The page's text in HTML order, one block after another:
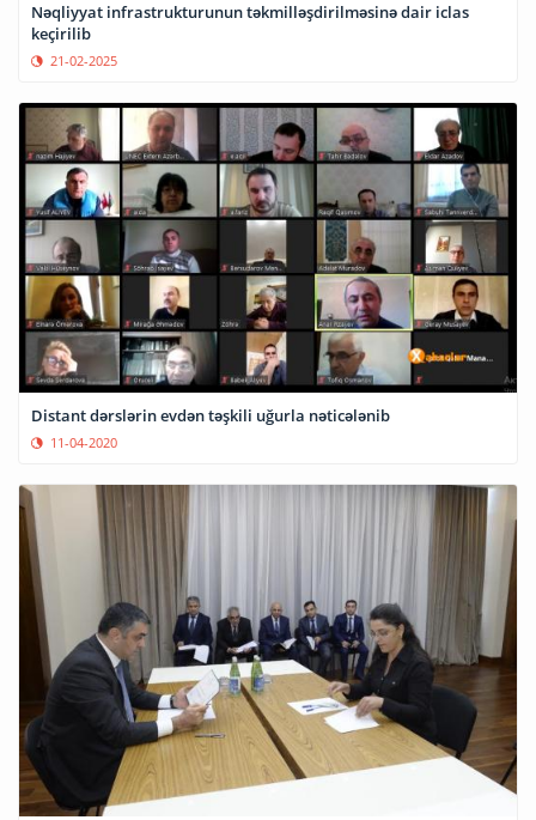
Nəqliyyat infrastrukturunun təkmilləşdirilməsinə dair iclas
keçirilib
21-02-2025
Distant dərslərin evdən təşkili uğurla nəticələnib
11-04-2020